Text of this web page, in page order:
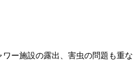
ー施設の露出、害虫の問題も重な